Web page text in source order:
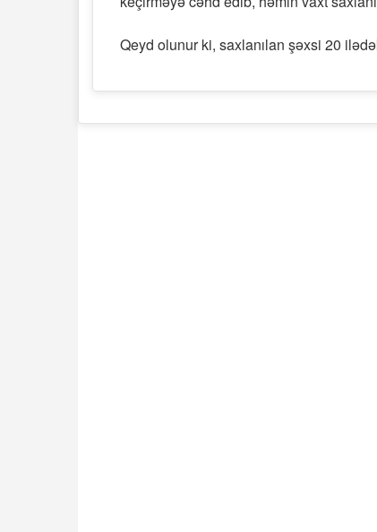
Qeyd olunur ki, saxlanılan şəxsi 20